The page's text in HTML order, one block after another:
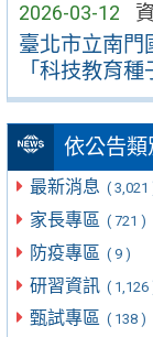
2026-03-12
臺北市立南門
「科技教育種
依公告類
最新消息 ( 3,021
家長專區 ( 721 )
防疫專區 ( 9 )
研習資訊 ( 1,126
甄試專區 ( 138 )